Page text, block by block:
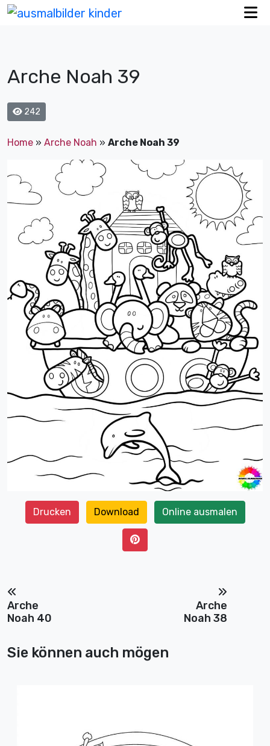
Arche Noah 39
242
Home » Arche Noah » Arche Noah 39
Drucken Download Online ausmalen
Arche
Noah 40
Arche
Noah 38
Sie können auch mögen